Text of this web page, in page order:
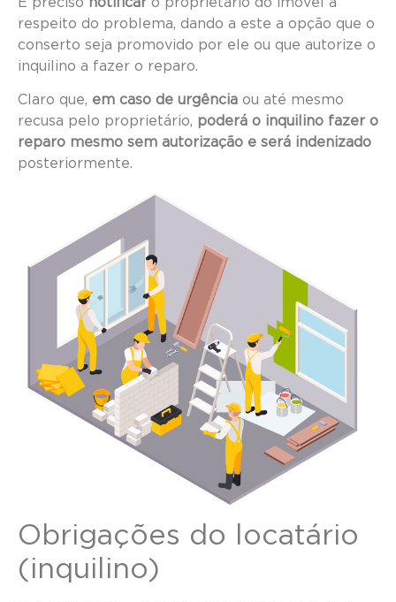
respeito do problema, dando a este a opção que o
conserto seja promovido por ele ou que autorize o
inquilino a fazer o reparo.
Claro que, em caso de urgência ou até mesmo
recusa pelo proprietário, poderá o inquilino fazer o
reparo mesmo sem autorização e será indenizado
posteriormente.
Obrigações do locatário
(inquilino)